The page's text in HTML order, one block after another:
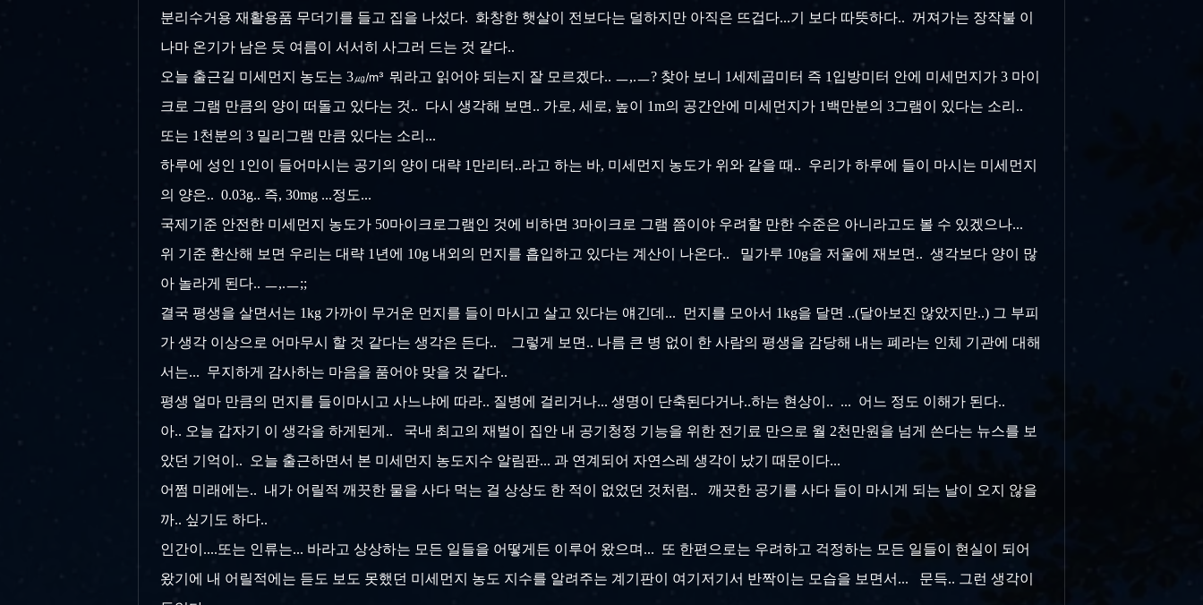
분리수거용 재활용품 무더기를 들고 집을 나섰다. 화창한 햇살이 전보다는 덜하지만 아직은 뜨겁다...기 보다 따뜻하다.. 꺼져가는 장작불 이
나마 온기가 남은 듯 여름이 서서히 사그러 드는 것 같다..
오늘 출근길 미세먼지 농도는 3㎍/m³ 뭐라고 읽어야 되는지 잘 모르겠다.. ㅡ,.ㅡ? 찾아 보니 1세제곱미터 즉 1입방미터 안에 미세먼지가 3 마이
크로 그램 만큼의 양이 떠돌고 있다는 것.. 다시 생각해 보면.. 가로, 세로, 높이 1m의 공간안에 미세먼지가 1백만분의 3그램이 있다는 소리..
또는 1천분의 3 밀리그램 만큼 있다는 소리...
하루에 성인 1인이 들어마시는 공기의 양이 대략 1만리터..라고 하는 바, 미세먼지 농도가 위와 같을 때.. 우리가 하루에 들이 마시는 미세먼지
의 양은.. 0.03g.. 즉, 30mg ...정도...
국제기준 안전한 미세먼지 농도가 50마이크로그램인 것에 비하면 3마이크로 그램 쯤이야 우려할 만한 수준은 아니라고도 볼 수 있겠으나...
위 기준 환산해 보면 우리는 대략 1년에 10g 내외의 먼지를 흡입하고 있다는 계산이 나온다.. 밀가루 10g을 저울에 재보면.. 생각보다 양이 많
아 놀라게 된다.. ㅡ,.ㅡ;;
결국 평생을 살면서는 1kg 가까이 무거운 먼지를 들이 마시고 살고 있다는 얘긴데... 먼지를 모아서 1kg을 달면 ..(달아보진 않았지만..) 그 부피
가 생각 이상으로 어마무시 할 것 같다는 생각은 든다.. 그렇게 보면.. 나름 큰 병 없이 한 사람의 평생을 감당해 내는 폐라는 인체 기관에 대해
서는... 무지하게 감사하는 마음을 품어야 맞을 것 같다..
평생 얼마 만큼의 먼지를 들이마시고 사느냐에 따라.. 질병에 걸리거나... 생명이 단축된다거나..하는 현상이.. ... 어느 정도 이해가 된다..
아.. 오늘 갑자기 이 생각을 하게된게.. 국내 최고의 재벌이 집안 내 공기청정 기능을 위한 전기료 만으로 월 2천만원을 넘게 쓴다는 뉴스를 보
았던 기억이.. 오늘 출근하면서 본 미세먼지 농도지수 알림판... 과 연계되어 자연스레 생각이 났기 때문이다...
어쩜 미래에는.. 내가 어릴적 깨끗한 물을 사다 먹는 걸 상상도 한 적이 없었던 것처럼.. 깨끗한 공기를 사다 들이 마시게 되는 날이 오지 않을
까.. 싶기도 하다..
인간이....또는 인류는... 바라고 상상하는 모든 일들을 어떻게든 이루어 왔으며... 또 한편으로는 우려하고 걱정하는 모든 일들이 현실이 되어
왔기에 내 어릴적에는 듣도 보도 못했던 미세먼지 농도 지수를 알려주는 계기판이 여기저기서 반짝이는 모습을 보면서... 문득.. 그런 생각이